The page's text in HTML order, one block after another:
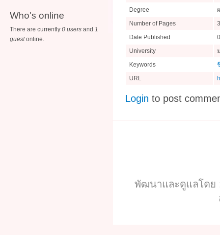
Who's online
There are currently 0 users and 1
guestonline.
Degree
Number of Pages
Date Published
University
Keywords
URL
Login to post
พัฒนาและดูแลโดย